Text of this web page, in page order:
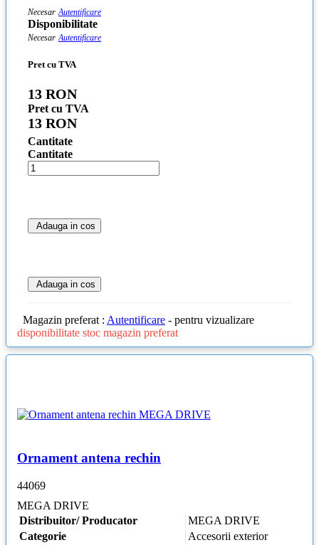
Necesar Autentificare
Disponibilitate
Necesar Autentificare
Pret cu TVA
13 RON
Pret cu TVA
13 RON
Cantitate
Cantitate
Adauga in cos
Adauga in cos
Magazin preferat : Autentificare - pentru vizualizare
disponibilitate stoc magazin preferat
Ornament antena rechin
44069
MEGA DRIVE
Distribuitor/ Producator
MEGA DRIVE
Categorie
Accesorii exterior